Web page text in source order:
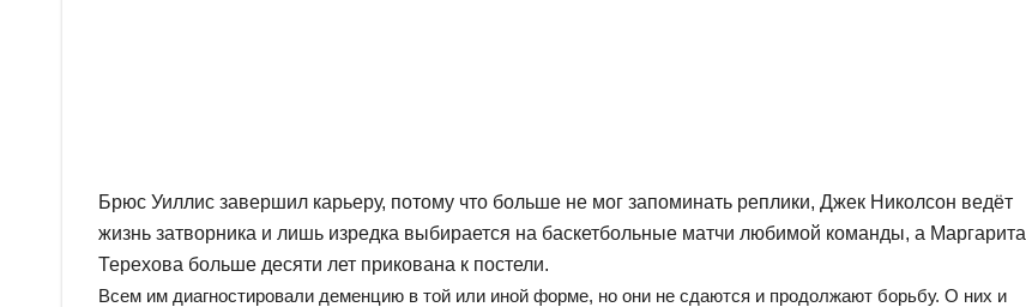
Брюс Уиллис завершил карьеру, потому что больше не мог запоминать реплики, Джек Николсон ведёт
жизнь затворника и лишь изредка выбирается на баскетбольные матчи любимой команды, а Маргарита
Терехова больше десяти лет прикована к постели.
Всем им диагностировали деменцию в той или иной форме, но они не сдаются и продолжают борьбу. О них и